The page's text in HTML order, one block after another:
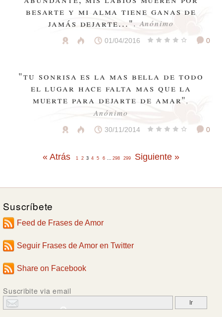
besarte y mi alma tiene ganas de
jamás dejarte...", Anónimo
01/04/2016 0
"tu sonrisa es la mas bella de todo
el lugar hace falta mas que la
muerte para dejarte de amar",
Anónimo
30/11/2014 0
« Atrás 1 2 3 4 5 6 298 299 Siguiente »
Suscríbete
Feed de Frases de Amor
Seguir Frases de Amor en Twitter
Share on Facebook
Suscribite via email